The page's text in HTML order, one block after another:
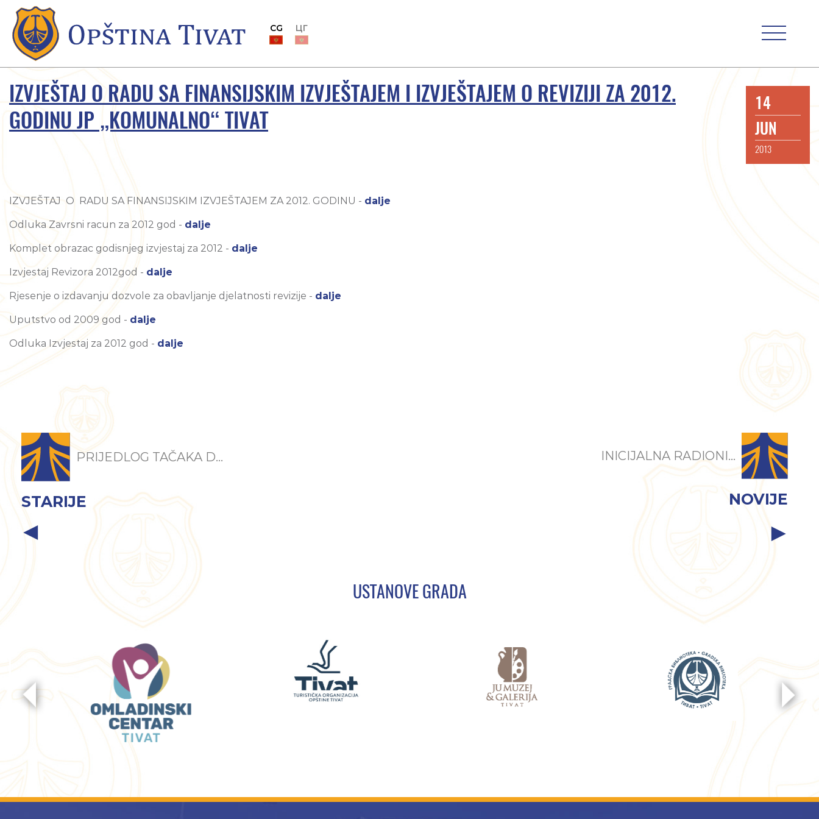
CG ЦГ
IZVJEŠTAJ O RADU SA FINANSIJSKIM IZVJEŠTAJEM I IZVJEŠTAJEM O REVIZIJI ZA 2012.
GODINU JP „KOMUNALNO“ TIVAT
14
JUN
2013
IZVJEŠTAJ O RADU SA FINANSIJSKIM IZVJEŠTAJEM ZA 2012. GODINU - dalje
Odluka Zavrsni racun za 2012 god - dalje
Komplet obrazac godisnjeg izvjestaj za 2012 - dalje
Izvjestaj Revizora 2012god - dalje
Rjesenje o izdavanju dozvole za obavljanje djelatnosti revizije - dalje
Uputstvo od 2009 god - dalje
Odluka Izvjestaj za 2012 god - dalje
PRIJEDLOG TAČAKA D...
STARIJE
INICIJALNA RADIONI...
NOVIJE
USTANOVE GRADA